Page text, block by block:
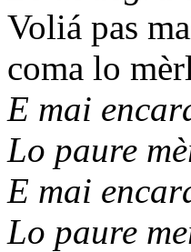
Voliá pas
coma lo
E mai
Lo paure
E mai
Lo paure